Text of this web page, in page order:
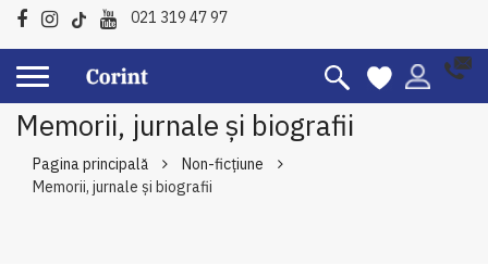
021 319 47 97
Memorii, jurnale și biografii
Pagina principală
Non-ficțiune
Memorii, jurnale și biografii